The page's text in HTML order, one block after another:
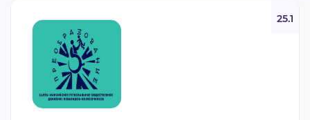
25.1